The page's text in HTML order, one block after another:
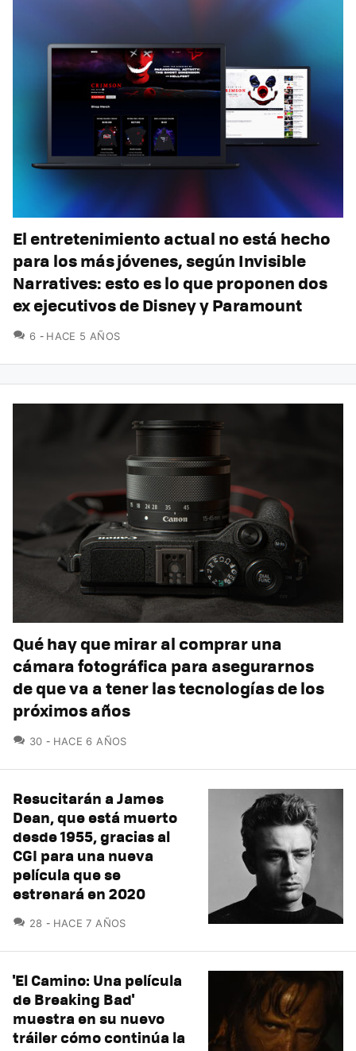
El entretenimiento actual no está hecho
para los más jóvenes, según Invisible
Narratives: esto es lo que proponen dos
ex ejecutivos de Disney y Paramount
6 COMENTARIOS
HACE 5 AÑOS
Qué hay que mirar al comprar una
cámara fotográfica para asegurarnos
de que va a tener las tecnologías de los
próximos años
30 COMENTARIOS
HACE 6 AÑOS
Resucitarán a James
Dean, que está muerto
desde 1955, gracias al
CGI para una nueva
película que se
estrenará en 2020
28 COMENTARIOS
HACE 7 AÑOS
'El Camino: Una película
de Breaking Bad'
muestra en su nuevo
tráiler cómo continúa la